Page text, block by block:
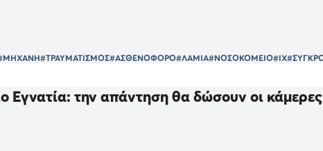
#ΤΡΑΥΜΑΤΙΣΜΟΣ#ΑΣΘΕΝΟΦΟΡΟ#ΛΑΜΙΑ#ΝΟΣΟΚΟΜΕΙΟ#ΙΧ
Εγνατία: την απάντηση θα δώσουν οι